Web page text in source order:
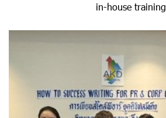
in-house training